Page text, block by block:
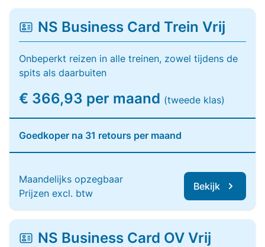
NS Business Card Trein Vrij
Onbeperkt reizen in alle treinen, zowel tijdens de
spits als daarbuiten
€ 366,93 per maand (tweede klas)
Goedkoper na 31 retours per maand
Maandelijks opzegbaar
Prijzen excl. btw
Bekijk
NS Business Card OV Vrij